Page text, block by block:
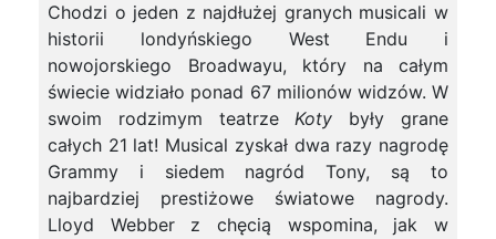
Chodzi o jeden z najdłużej granych musicali w
historii londyńskiego West Endu i
nowojorskiego Broadwayu, który na całym
świecie widziało ponad 67 milionów widzów. W
swoim rodzimym teatrzeKoty były grane
całych 21 lat! Musical zyskał dwa razy nagrodę
Grammy i siedem nagród Tony, są to
najbardziej prestiżowe światowe nagrody.
Lloyd Webber z chęcią wspomina, jak w